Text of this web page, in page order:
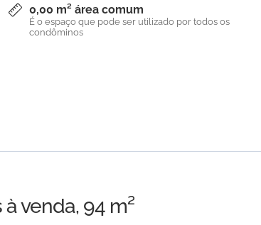
0,00 m² área comum
É o espaço que pode ser utilizado por todos os
condôminos
venda, 94 m²